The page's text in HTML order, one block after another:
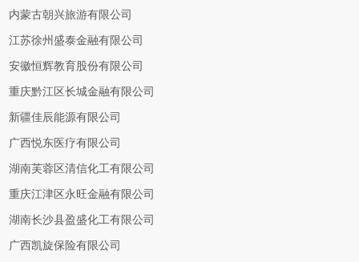
内蒙古朝兴旅游有限公司
江苏徐州盛泰金融有限公司
安徽恒辉教育股份有限公司
重庆黔江区长城金融有限公司
新疆佳辰能源有限公司
广西悦东医疗有限公司
湖南芙蓉区清信化工有限公司
重庆江津区永旺金融有限公司
湖南长沙县盈盛化工有限公司
广西凯旋保险有限公司